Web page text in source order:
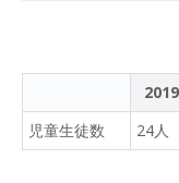
児童生徒数
24人